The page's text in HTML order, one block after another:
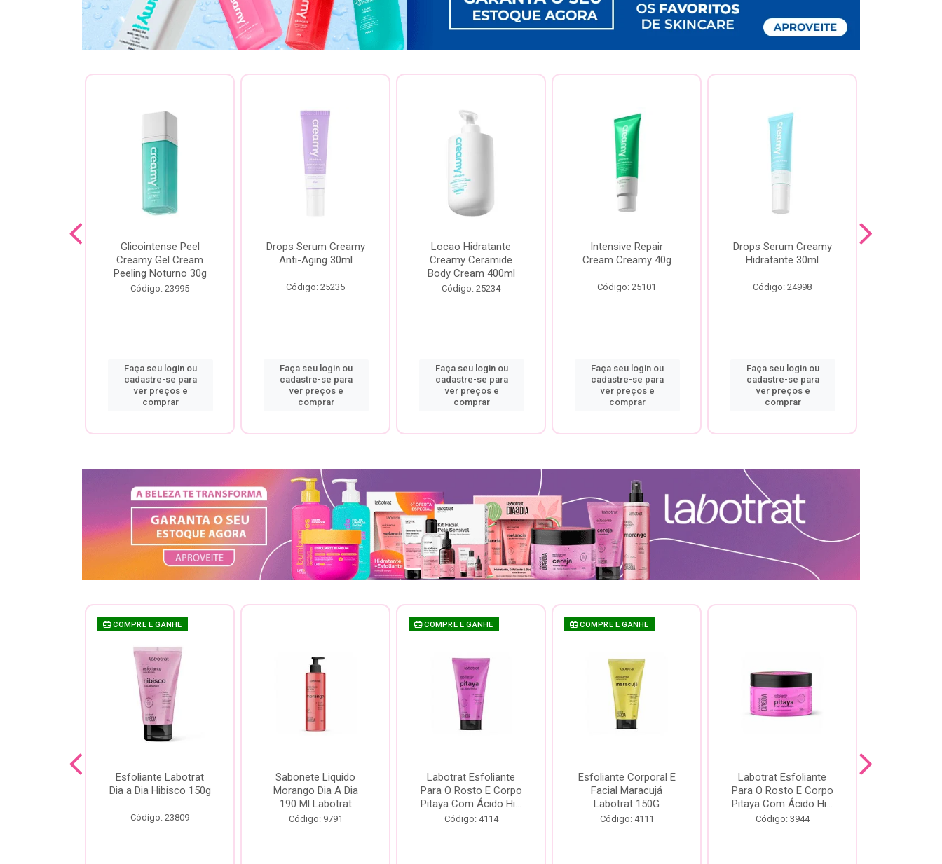
Glicointense Peel
Creamy Gel Cream
Peeling Noturno 30g
Código: 23995
Faça seu login ou
cadastre-se para
ver preços e
comprar
Drops Serum Creamy
Anti-Aging 30ml
Código: 25235
Faça seu login ou
cadastre-se para
ver preços e
comprar
Locao Hidratante
Creamy Ceramide
Body Cream 400ml
Código: 25234
Faça seu login ou
cadastre-se para
ver preços e
comprar
Intensive Repair
Cream Creamy 40g
Código: 25101
Faça seu login ou
cadastre-se para
ver preços e
comprar
Drops Serum Creamy
Hidratante 30ml
Código: 24998
Faça seu login ou
cadastre-se para
ver preços e
comprar
COMPRE E GANHE
Esfoliante Labotrat
Dia a Dia Hibisco 150g
Código: 23809
Sabonete Liquido
Morango Dia A Dia
190 Ml Labotrat
Código: 9791
COMPRE E GANHE
Labotrat Esfoliante
Para O Rosto E Corpo
Pitaya Com Ácido Hi...
Código: 4114
COMPRE E GANHE
Esfoliante Corporal E
Facial Maracujá
Labotrat 150G
Código: 4111
Labotrat Esfoliante
Para O Rosto E Corpo
Pitaya Com Ácido Hi...
Código: 3944